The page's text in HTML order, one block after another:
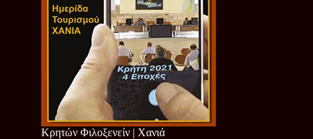
Κρητών Φιλοξενείν | Χανιά